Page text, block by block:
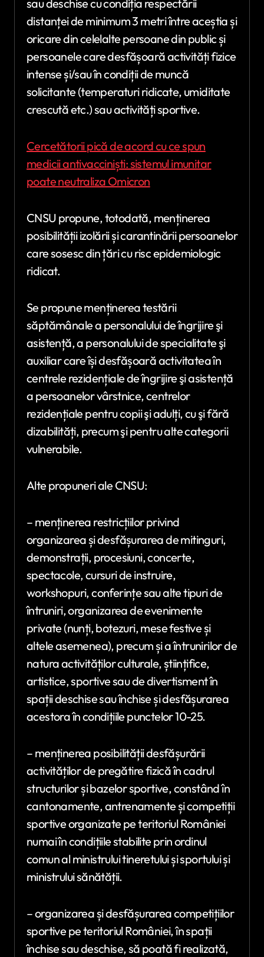
sau deschise cu condiția respectării
distanței de minimum 3 metri între aceștia și
oricare din celelalte persoane din public și
persoanele care desfășoară activități fizice
intense și/sau în condiții de muncă
solicitante (temperaturi ridicate, umiditate
crescută etc.) sau activități sportive.
Cercetătorii pică de acord cu ce spun
medicii antivacciniști: sistemul imunitar
poate neutraliza Omicron
CNSU propune, totodată, menținerea
posibilității izolării și carantinării persoanelor
care sosesc din țări cu risc epidemiologic
ridicat.
Se propune menținerea testării
săptămânale a personalului de îngrijire şi
asistență, a personalului de specialitate şi
auxiliar care își desfășoară activitatea în
centrele rezidențiale de îngrijire şi asistență
a persoanelor vârstnice, centrelor
rezidențiale pentru copii şi adulți, cu şi fără
dizabilități, precum şi pentru alte categorii
vulnerabile.
Alte propuneri ale CNSU:
– menținerea restricțiilor privind
organizarea și desfășurarea de mitinguri,
demonstrații, procesiuni, concerte,
spectacole, cursuri de instruire,
workshopuri, conferințe sau alte tipuri de
întruniri, organizarea de evenimente
private (nunți, botezuri, mese festive și
altele asemenea), precum și a întrunirilor de
natura activităților culturale, științifice,
artistice, sportive sau de divertisment în
spații deschise sau închise și desfășurarea
acestora în condițiile punctelor 10-25.
– menținerea posibilității desfășurării
activităților de pregătire fizică în cadrul
structurilor și bazelor sportive, constând în
cantonamente, antrenamente și competiții
sportive organizate pe teritoriul României
numai în condițiile stabilite prin ordinul
comun al ministrului tineretului și sportului și
ministrului sănătății.
– organizarea și desfășurarea competițiilor
sportive pe teritoriul României, în spații
închise sau deschise, să poată fi realizată,